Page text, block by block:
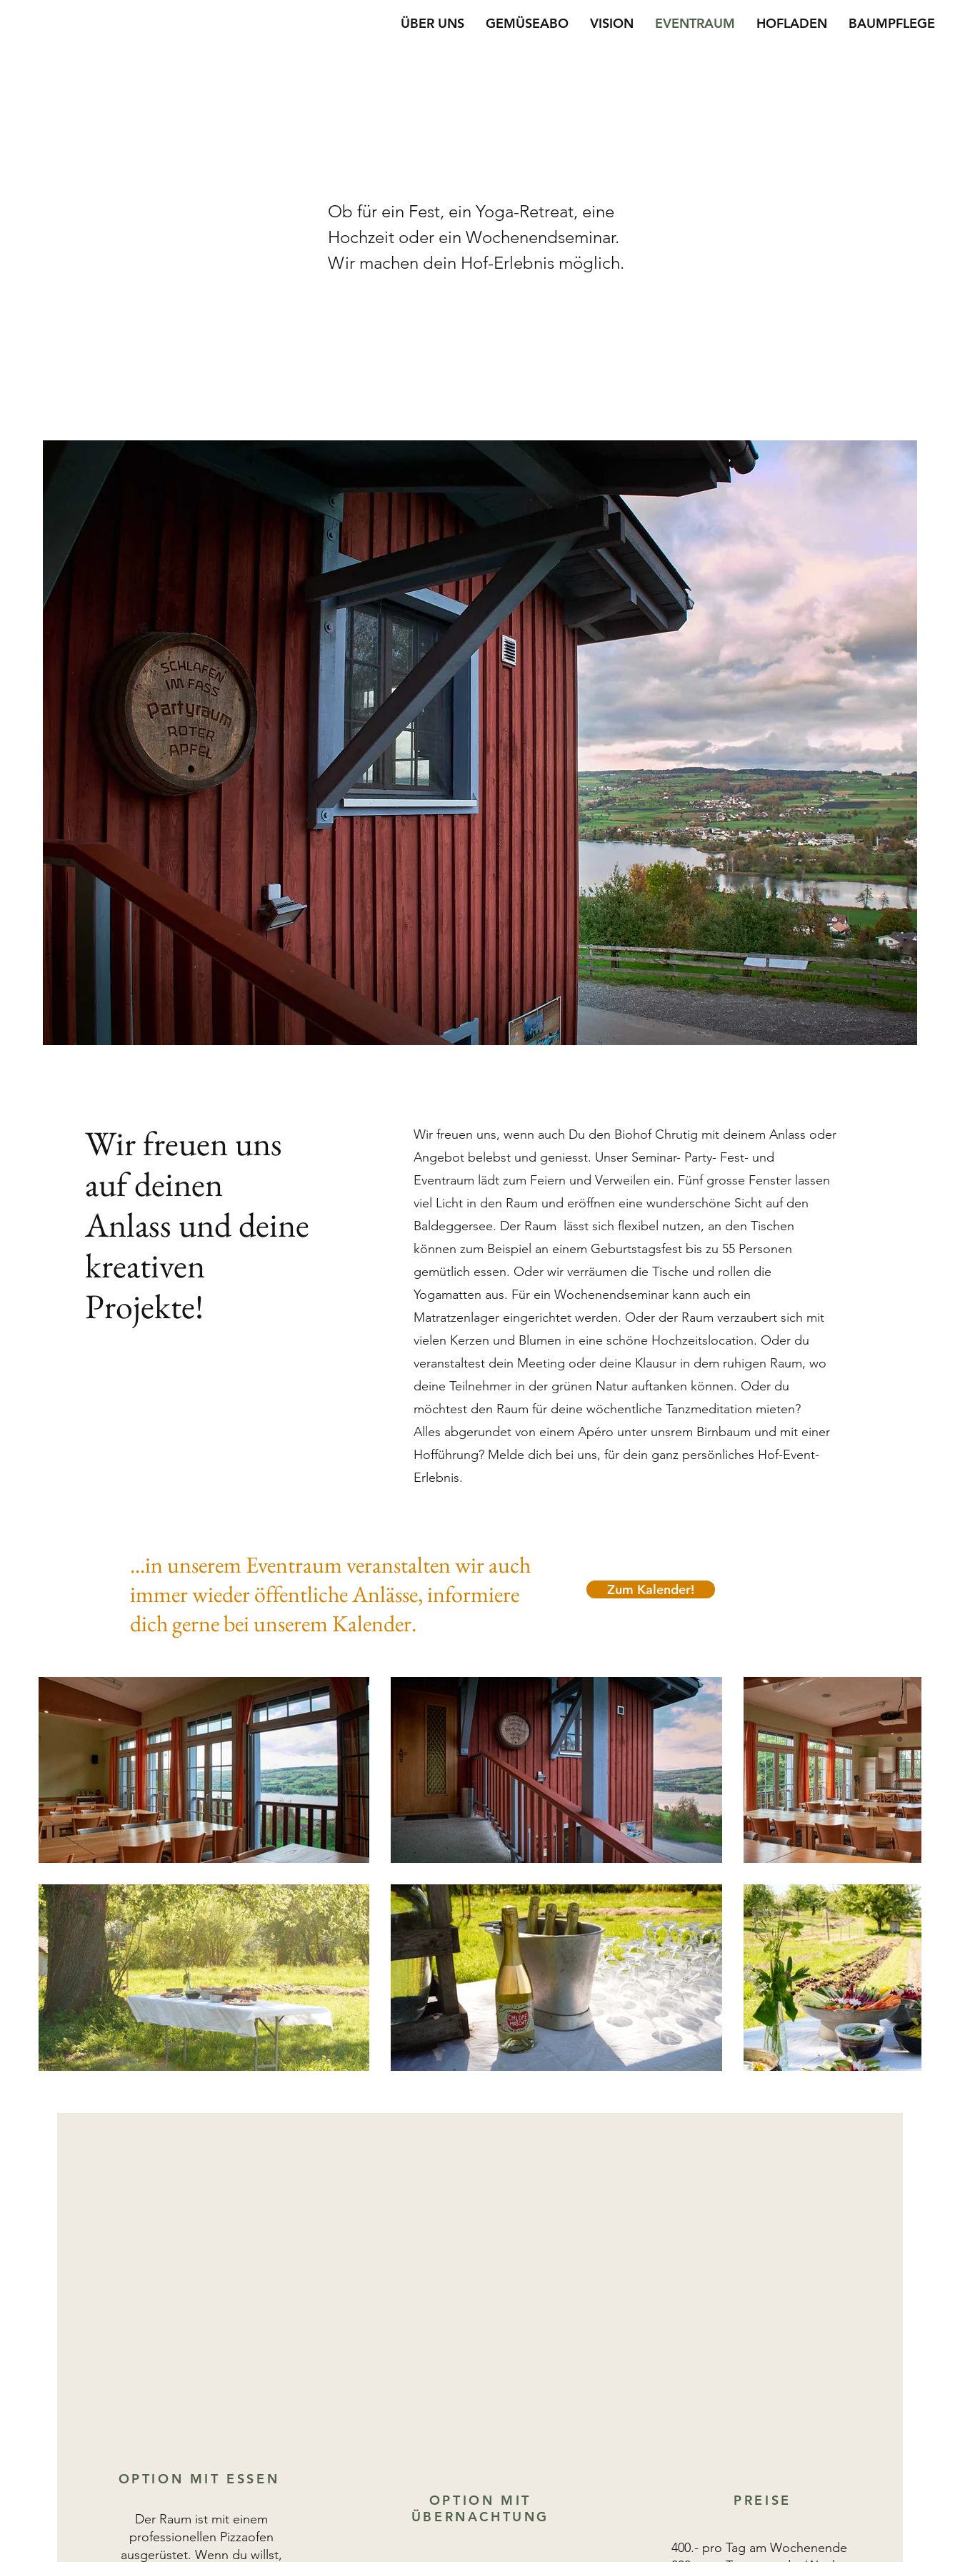
ÜBER UNS GEMÜSEABO VISION EVENTRAUM HOFLADEN BAUMPFLEGE
Ob für ein Fest, ein Yoga-Retreat, eine
Hochzeit oder ein Wochenendseminar.
Wir machen dein Hof-Erlebnis möglich.
Wir freuen uns
auf deinen
Anlass und deine
kreativen
Projekte!
Wir freuen uns, wenn auch Du den Biohof Chrutig mit deinem Anlass oder
Angebot belebst und geniesst. Unser Seminar- Party- Fest- und
Eventraum lädt zum Feiern und Verweilen ein. Fünf grosse Fenster lassen
viel Licht in den Raum und eröffnen eine wunderschöne Sicht auf den
Baldeggersee. Der Raum lässt sich flexibel nutzen, an den Tischen
können zum Beispiel an einem Geburtstagsfest bis zu 55 Personen
gemütlich essen. Oder wir verräumen die Tische und rollen die
Yogamatten aus. Für ein Wochenendseminar kann auch ein
Matratzenlager eingerichtet werden. Oder der Raum verzaubert sich mit
vielen Kerzen und Blumen in eine schöne Hochzeitslocation. Oder du
veranstaltest dein Meeting oder deine Klausur in dem ruhigen Raum, wo
deine Teilnehmer in der grünen Natur auftanken können. Oder du
möchtest den Raum für deine wöchentliche Tanzmeditation mieten?
Alles abgerundet von einem Apéro unter unsrem Birnbaum und mit einer
Hofführung? Melde dich bei uns, für dein ganz persönliches Hof-Event-
Erlebnis.
...in unserem Eventraum veranstalten wir auch
immer wieder öffentliche Anlässe, informiere
dich gerne bei unserem Kalender.
Zum Kalender!
OPTION MIT ESSEN
Der Raum ist mit einem
professionellen Pizzaofen
ausgerüstet. Wenn du willst,
OPTION MIT
ÜBERNACHTUNG
PREISE
400.- pro Tag am Wochenende